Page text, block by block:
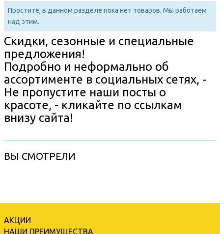
Простите, в данном разделе пока нет товаров. Мы работаем
над этим.
Скидки, сезонные и специальные
предложения!
Подробно и неформально об
ассортименте в социальных сетях, -
Не пропустите наши посты о
красоте, - кликайте по ссылкам
внизу сайта!
ВЫ СМОТРЕЛИ
АКЦИИ
НАШИ ПРЕИМУЩЕСТВА